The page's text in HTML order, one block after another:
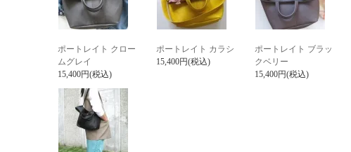
ポートレイト クロー
ムグレイ
15,400円(税込)
ポートレイト カラシ
15,400円(税込)
ポートレイト ブラッ
クベリー
15,400円(税込)